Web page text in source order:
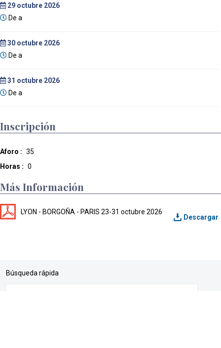
29 octubre 2026
De a
30 octubre 2026
De a
31 octubre 2026
De a
Inscripción
Aforo : 35
Horas : 0
Más Información
LYON - BORGOÑA - PARIS 23-31 octubre 2026
Búsqueda rápida